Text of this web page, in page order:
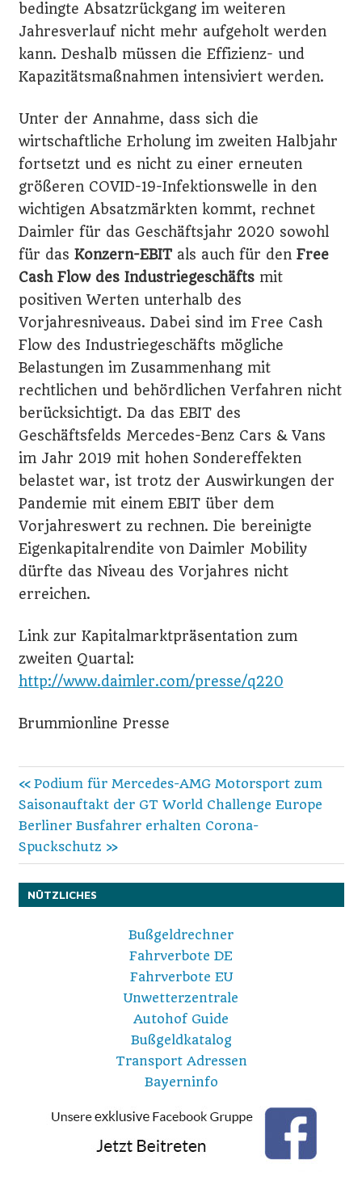
bedingte Absatzrückgang im weiteren
Jahresverlauf nicht mehr aufgeholt werden
kann. Deshalb müssen die Effizienz- und
Kapazitätsmaßnahmen intensiviert werden.
Unter der Annahme, dass sich die
wirtschaftliche Erholung im zweiten Halbjahr
fortsetzt und es nicht zu einer erneuten
größeren COVID-19-Infektionswelle in den
wichtigen Absatzmärkten kommt, rechnet
Daimler für das Geschäftsjahr 2020 sowohl
für das Konzern-EBITals auch für den Free
Cash Flow des Industriegeschäftsmit
positiven Werten unterhalb des
Vorjahresniveaus. Dabei sind im Free Cash
Flow des Industriegeschäfts mögliche
Belastungen im Zusammenhang mit
rechtlichen und behördlichen Verfahren nicht
berücksichtigt. Da das EBIT des
Geschäftsfelds Mercedes-Benz Cars & Vans
im Jahr 2019 mit hohen Sondereffekten
belastet war, ist trotz der Auswirkungen der
Pandemie mit einem EBIT über dem
Vorjahreswert zu rechnen. Die bereinigte
Eigenkapitalrendite von Daimler Mobility
dürfte das Niveau des Vorjahres nicht
erreichen.
Link zur Kapitalmarktpräsentation zum
zweiten Quartal:
http://www.daimler.com/presse/q220
Brummionline Presse
Beitragsnavigation
Vorheriger
Beitrag:
Podium für Mercedes-AMG Motorsport zum
Saisonauftakt der GT World Challenge Europe
Nächster
Beitrag:
Berliner Busfahrer erhalten Corona-
Spuckschutz
NÜTZLICHES
Bußgeldrechner
Fahrverbote DE
Fahrverbote EU
Unwetterzentrale
Autohof Guide
Bußgeldkatalog
Transport Adressen
Bayerninfo